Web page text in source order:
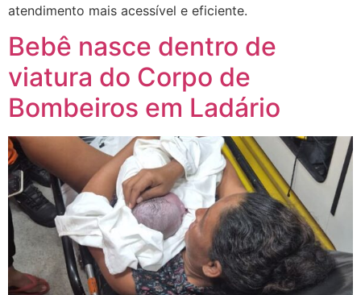
atendimento mais acessível e eficiente.
Bebê nasce dentro de
viatura do Corpo de
Bombeiros em Ladário